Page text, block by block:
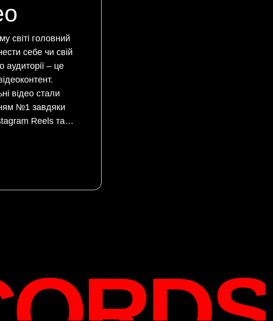
світі головний
себе чи свій
аудиторії – це
відео стали
№1 завдяки
Reels та…